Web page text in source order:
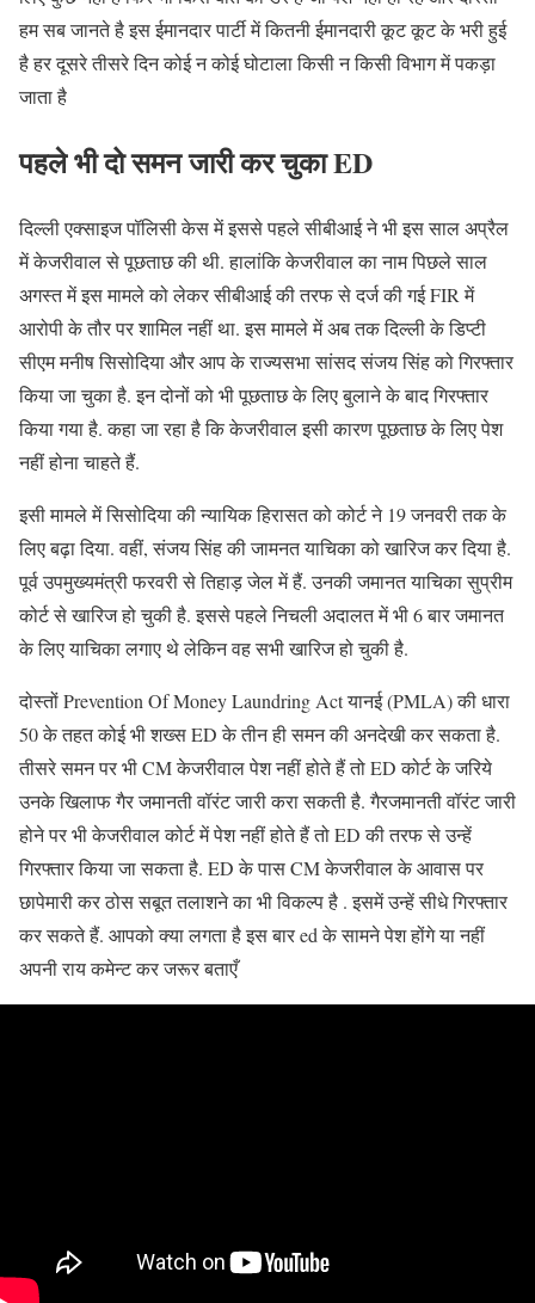
हम सब जानते है इस ईमानदार पार्टी में कितनी ईमानदारी कूट कूट के भरी हुई
है हर दूसरे तीसरे दिन कोई न कोई घोटाला किसी न किसी विभाग में पकड़ा
जाता है
पहले भी दो समन जारी कर चुका ED
दिल्ली एक्साइज पॉलिसी केस में इससे पहले सीबीआई ने भी इस साल अप्रैल
में केजरीवाल से पूछताछ की थी. हालांकि केजरीवाल का नाम पिछले साल
अगस्त में इस मामले को लेकर सीबीआई की तरफ से दर्ज की गई FIR में
आरोपी के तौर पर शामिल नहीं था. इस मामले में अब तक दिल्ली के डिप्टी
सीएम मनीष सिसोदिया और आप के राज्यसभा सांसद संजय सिंह को गिरफ्तार
किया जा चुका है. इन दोनों को भी पूछताछ के लिए बुलाने के बाद गिरफ्तार
किया गया है. कहा जा रहा है कि केजरीवाल इसी कारण पूछताछ के लिए पेश
नहीं होना चाहते हैं.
इसी मामले में सिसोदिया की न्यायिक हिरासत को कोर्ट ने 19 जनवरी तक के
लिए बढ़ा दिया. वहीं, संजय सिंह की जामनत याचिका को खारिज कर दिया है.
पूर्व उपमुख्यमंत्री फरवरी से तिहाड़ जेल में हैं. उनकी जमानत याचिका सुप्रीम
कोर्ट से खारिज हो चुकी है. इससे पहले निचली अदालत में भी 6 बार जमानत
के लिए याचिका लगाए थे लेकिन वह सभी खारिज हो चुकी है.
दोस्तों Prevention Of Money Laundring Act यानई (PMLA) की धारा
50 के तहत कोई भी शख्स ED के तीन ही समन की अनदेखी कर सकता है.
तीसरे समन पर भी CM केजरीवाल पेश नहीं होते हैं तो ED कोर्ट के जरिये
उनके खिलाफ गैर जमानती वॉरंट जारी करा सकती है. गैरजमानती वॉरंट जारी
होने पर भी केजरीवाल कोर्ट में पेश नहीं होते हैं तो ED की तरफ से उन्हें
गिरफ्तार किया जा सकता है. ED के पास CM केजरीवाल के आवास पर
छापेमारी कर ठोस सबूत तलाशने का भी विकल्प है . इसमें उन्हें सीधे गिरफ्तार
कर सकते हैं. आपको क्या लगता है इस बार ed के सामने पेश होंगे या नहीं
अपनी राय कमेन्ट कर जरूर बताएँ